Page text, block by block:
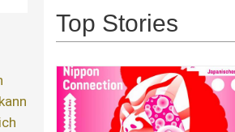
Top Stories